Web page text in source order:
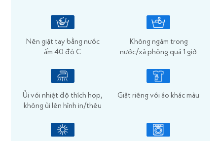
Nên giặt tay bằng nước
ấm 40 độ C
Không ngâm trong
nước/xà phòng quá 1 giờ
Ủi với nhiệt độ thích hợp,
không ủi lên hình in/thêu
Giặt riêng với áo khác màu